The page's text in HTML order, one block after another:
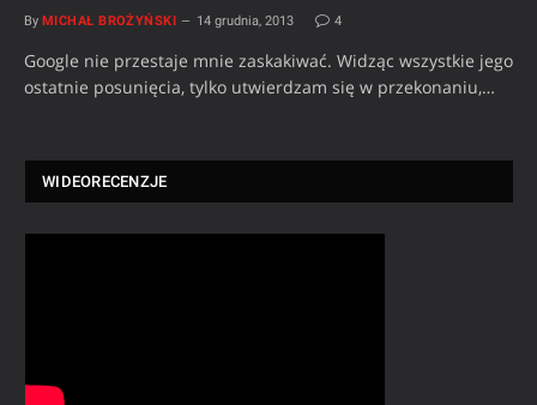
By MICHAŁ BROŻYŃSKI 14 grudnia, 2013 4
Google nie przestaje mnie zaskakiwać. Widząc wszystkie jego
ostatnie posunięcia, tylko utwierdzam się w przekonaniu,…
WIDEORECENZJE